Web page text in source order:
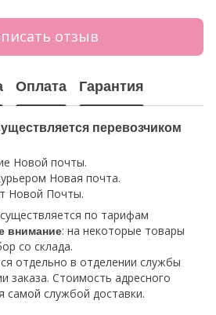
отзыв
Оплата Гарантия
перевозчиком
Новой почты.
Новая почта.
Новой Почты.
по тарифам
внимание: на некоторые товары
со склада.
отдельно в отделении службы
заказа. Стоимость адресного
самой службой доставки.